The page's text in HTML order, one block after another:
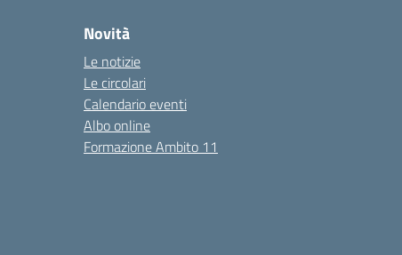
Novità
Le notizie
Le circolari
Calendario eventi
Albo online
Formazione Ambito 11